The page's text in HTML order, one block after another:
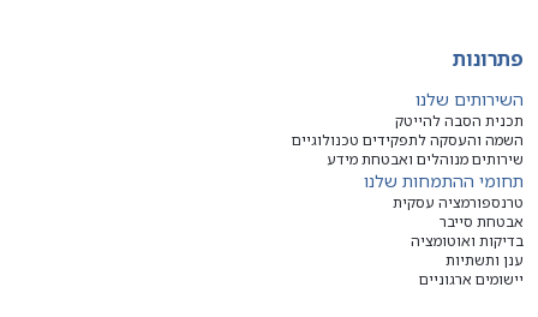
פתרונות
השירותים שלנו
תכנית הסבה להייטק
השמה והעסקה לתפקידים טכנולוגיים
שירותים מנוהלים ואבטחת מידע
תחומי ההתמחות שלנו
טרנספורמציה עסקית
אבטחת סייבר
בדיקות ואוטומציה
ענן ותשתיות
יישומים ארגוניים